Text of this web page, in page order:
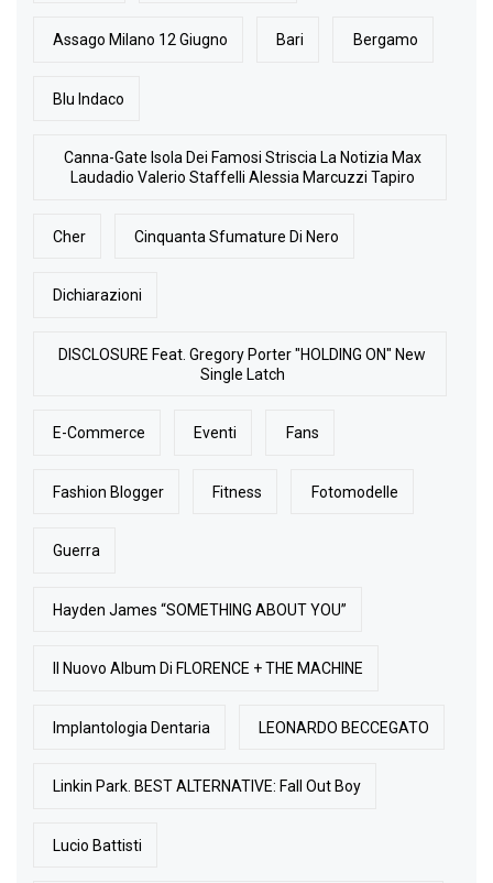
Assago Milano 12 Giugno Bari Bergamo
Blu Indaco
Canna-Gate Isola Dei Famosi Striscia La Notizia Max
Laudadio Valerio Staffelli Alessia Marcuzzi Tapiro
Cher Cinquanta Sfumature Di Nero
Dichiarazioni
DISCLOSURE Feat. Gregory Porter "HOLDING ON" New
Single Latch
E-Commerce Eventi Fans
Fashion Blogger Fitness Fotomodelle
Guerra
Hayden James “SOMETHING ABOUT YOU”
Il Nuovo Album Di FLORENCE + THE MACHINE
Implantologia Dentaria LEONARDO BECCEGATO
Linkin Park. BEST ALTERNATIVE: Fall Out Boy
Lucio Battisti